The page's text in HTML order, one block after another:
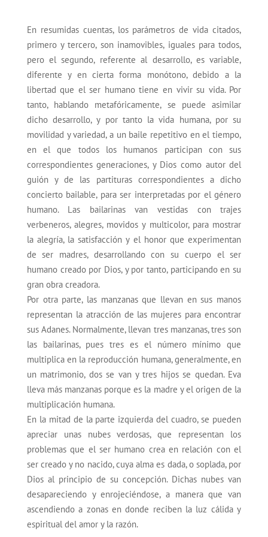
En resumidas cuentas, los parámetros de vida citados,
primero y tercero, son inamovibles, iguales para todos,
pero el segundo, referente al desarrollo, es variable,
diferente y en cierta forma monótono, debido a la
libertad que el ser humano tiene en vivir su vida. Por
tanto, hablando metafóricamente, se puede asimilar
dicho desarrollo, y por tanto la vida humana, por su
movilidad y variedad, a un baile repetitivo en el tiempo,
en el que todos los humanos participan con sus
correspondientes generaciones, y Dios como autor del
guión y de las partituras correspondientes a dicho
concierto bailable, para ser interpretadas por el género
humano. Las bailarinas van vestidas con trajes
verbeneros, alegres, movidos y multicolor, para mostrar
la alegría, la satisfacción y el honor que experimentan
de ser madres, desarrollando con su cuerpo el ser
humano creado por Dios, y por tanto, participando en su
gran obra creadora.
Por otra parte, las manzanas que llevan en sus manos
representan la atracción de las mujeres para encontrar
sus Adanes. Normalmente, llevan tres manzanas, tres son
las bailarinas, pues tres es el número mínimo que
multiplica en la reproducción humana, generalmente, en
un matrimonio, dos se van y tres hijos se quedan. Eva
lleva más manzanas porque es la madre y el origen de la
multiplicación humana.
En la mitad de la parte izquierda del cuadro, se pueden
apreciar unas nubes verdosas, que representan los
problemas que el ser humano crea en relación con el
ser creado y no nacido, cuya alma es dada, o soplada, por
Dios al principio de su concepción. Dichas nubes van
desapareciendo y enrojeciéndose, a manera que van
ascendiendo a zonas en donde reciben la luz cálida y
espiritual del amor y la razón.